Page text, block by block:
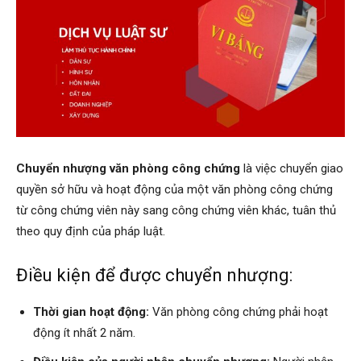
Chuyển nhượng văn phòng công chứng là việc chuyển giao
quyền sở hữu và hoạt động của một văn phòng công chứng
từ công chứng viên này sang công chứng viên khác, tuân thủ
theo quy định của pháp luật.
Điều kiện để được chuyển nhượng:
Thời gian hoạt động: Văn phòng công chứng phải hoạt
động ít nhất 2 năm.